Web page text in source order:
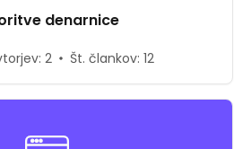
denarnice
2 Št. člankov: 12